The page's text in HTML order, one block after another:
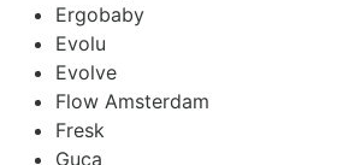
Ergobaby
Evolu
Evolve
Flow Amsterdam
Fresk
Guca